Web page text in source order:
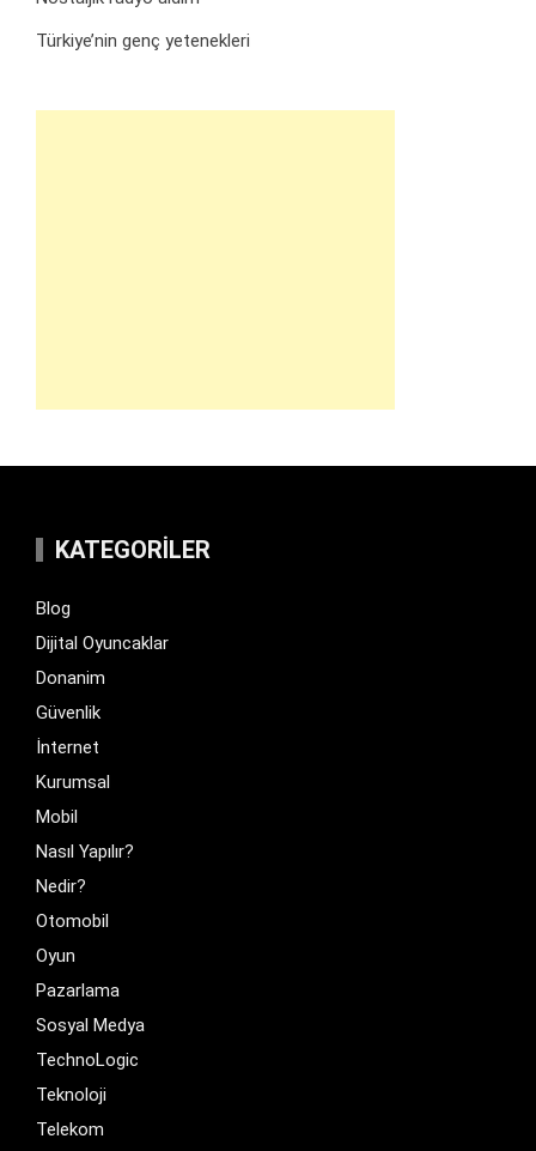
Türkiye’nin genç yetenekleri
KATEGORILER
Blog
Dijital Oyuncaklar
Donanim
Güvenlik
İnternet
Kurumsal
Mobil
Nasıl Yapılır?
Nedir?
Otomobil
Oyun
Pazarlama
Sosyal Medya
TechnoLogic
Teknoloji
Telekom